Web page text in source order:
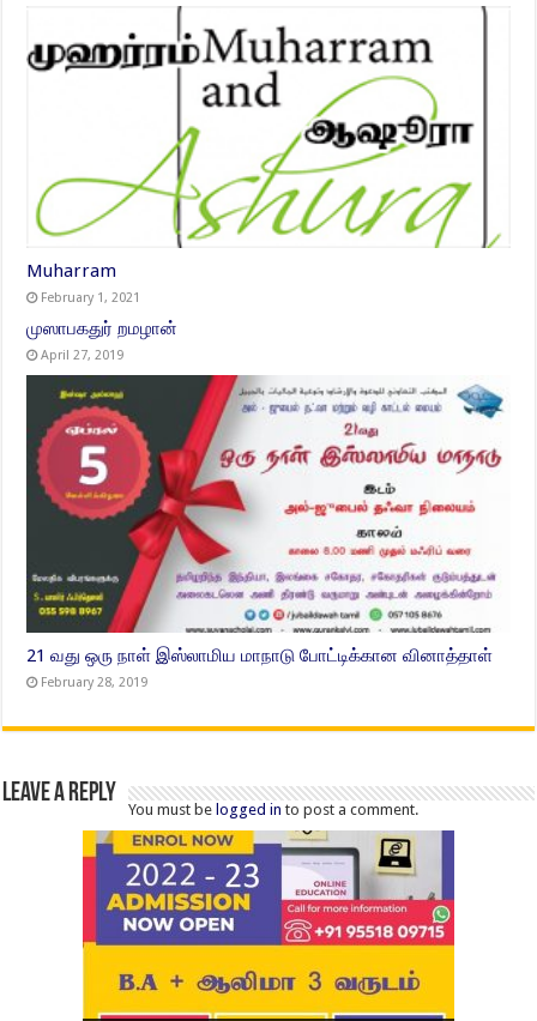
Muharram
February 1, 2021
முஸாபகதுர் றமழான்
April 27, 2019
21 வது ஒரு நாள் இஸ்லாமிய மாநாடு போட்டிக்கான வினாத்தாள்
February 28, 2019
Leave a Reply
You must belogged in to post a comment.